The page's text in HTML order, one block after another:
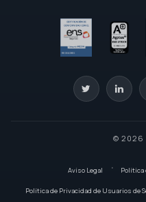
© 2026
Aviso Legal Política
Política de Privacidad de Usuarios de